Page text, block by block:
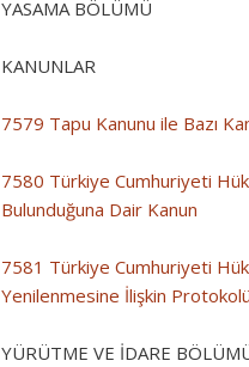
YASAMA BÖLÜMÜ
KANUNLAR
7579 Tapu Kanunu ile Bazı
7580 Türkiye Cumhuriyeti
Bulunduğuna Dair Kanun
7581 Türkiye Cumhuriyeti
Yenilenmesine İlişkin
YÜRÜTME VE İDARE